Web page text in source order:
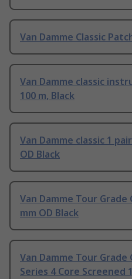
Van Damme Classic
Van Damme classic
100 m, Black
Van Damme classic 1
OD Black
Van Damme Tour Grade
mm OD Black
Van Damme Tour Grade
Series 4 Core Screened